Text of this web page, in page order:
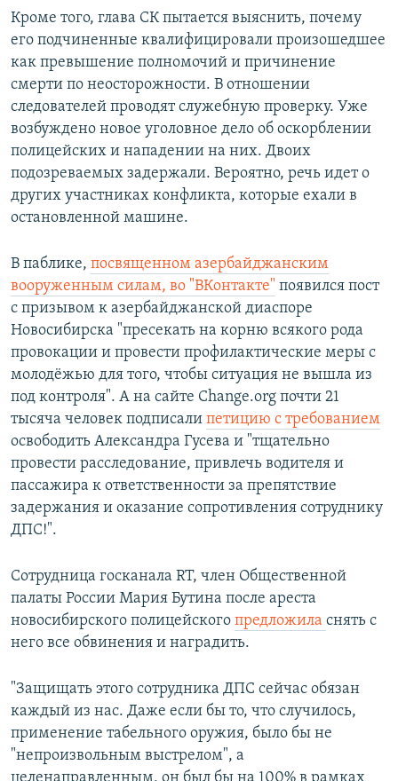
Кроме того, глава СК пытается выяснить, почему
его подчиненные квалифицировали произошедшее
как превышение полномочий и причинение
смерти по неосторожности. В отношении
следователей проводят служебную проверку. Уже
возбуждено новое уголовное дело об оскорблении
полицейских и нападении на них. Двоих
подозреваемых задержали. Вероятно, речь идет о
других участниках конфликта, которые ехали в
остановленной машине.
В паблике, посвященном азербайджанским
вооруженным силам, во "ВКонтакте" появился пост
с призывом к азербайджанской диаспоре
Новосибирска "пресекать на корню всякого рода
провокации и провести профилактические меры с
молодёжью для того, чтобы ситуация не вышла из
под контроля". А на сайте Change.оrg почти 21
тысяча человек подписали петицию с требованием
освободить Александра Гусева и "тщательно
провести расследование, привлечь водителя и
пассажира к ответственности за препятствие
задержания и оказание сопротивления сотруднику
ДПС!".
Сотрудница госканала RT, член Общественной
палаты России Мария Бутина после ареста
новосибирского полицейского предложила снять с
него все обвинения и наградить.
"Защищать этого сотрудника ДПС сейчас обязан
каждый из нас. Даже если бы то, что случилось,
применение табельного оружия, было бы не
"непроизвольным выстрелом", а